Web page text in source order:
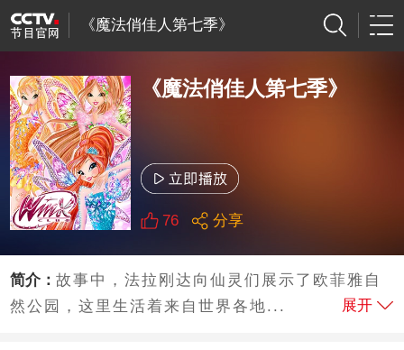
《魔法俏佳人第七季》
《魔法俏佳人第七季》
76 分享
简介：故事中，法拉刚达向仙灵们展示了欧菲雅自
然公园，这里生活着来自世界各地...
展开